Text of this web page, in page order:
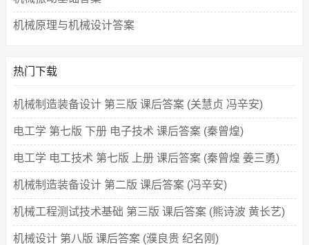
机械原理与机械设计答案
热门下载
机械制造装备设计 第三版 课后答案 (关慧贞 冯辛安)
电工学 第七版 下册 电子技术 课后答案 (秦曾煌)
电工学 电工技术 第七版 上册 课后答案 (秦曾煌 姜三勇)
机械制造装备设计 第二版 课后答案 (冯辛安)
机械工程测试技术基础 第三版 课后答案 (熊诗波 黄长艺)
机械设计 第八版 课后答案 (濮良贵 纪名刚)